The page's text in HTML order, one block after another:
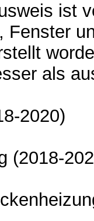
ist
Fenster
als
2020)
(2018-